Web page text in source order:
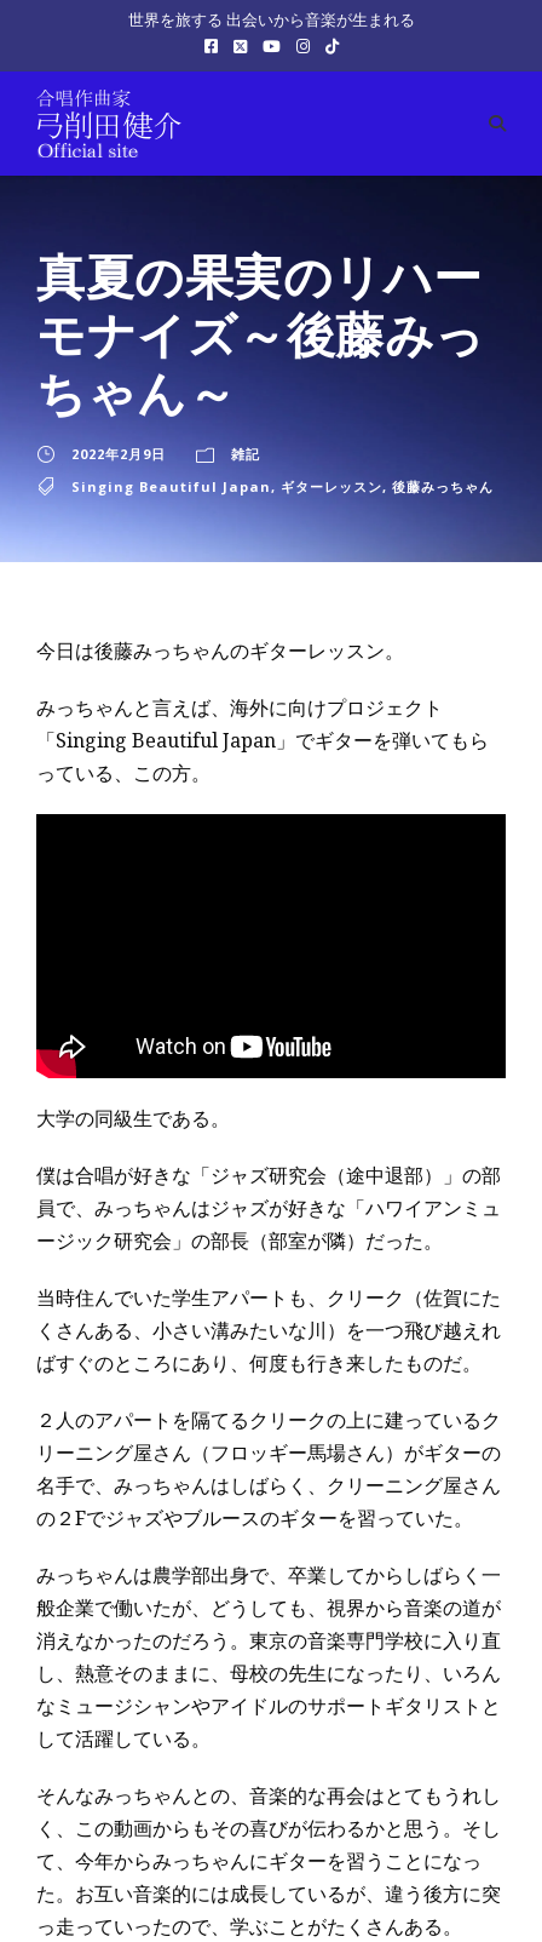
世界を旅する 出会いから音楽が生まれる
真夏の果実のリハー
モナイズ～後藤みっ
ちゃん～
2022年2月9日
雑記
Singing Beautiful Japan, ギターレッスン, 後藤みっちゃん
今日は後藤みっちゃんのギターレッスン。
みっちゃんと言えば、海外に向けプロジェクト
「Singing Beautiful Japan」でギターを弾いてもら
っている、この方。
大学の同級生である。
僕は合唱が好きな「ジャズ研究会（途中退部）」の部
員で、みっちゃんはジャズが好きな「ハワイアンミュ
ージック研究会」の部長（部室が隣）だった。
当時住んでいた学生アパートも、クリーク（佐賀にた
くさんある、小さい溝みたいな川）を一つ飛び越えれ
ばすぐのところにあり、何度も行き来したものだ。
２人のアパートを隔てるクリークの上に建っているク
リーニング屋さん（フロッギー馬場さん）がギターの
名手で、みっちゃんはしばらく、クリーニング屋さん
の２Fでジャズやブルースのギターを習っていた。
みっちゃんは農学部出身で、卒業してからしばらく一
般企業で働いたが、どうしても、視界から音楽の道が
消えなかったのだろう。東京の音楽専門学校に入り直
し、熱意そのままに、母校の先生になったり、いろん
なミュージシャンやアイドルのサポートギタリストと
して活躍している。
そんなみっちゃんとの、音楽的な再会はとてもうれし
く、この動画からもその喜びが伝わるかと思う。そし
て、今年からみっちゃんにギターを習うことになっ
た。お互い音楽的には成長しているが、違う後方に突
っ走っていったので、学ぶことがたくさんある。